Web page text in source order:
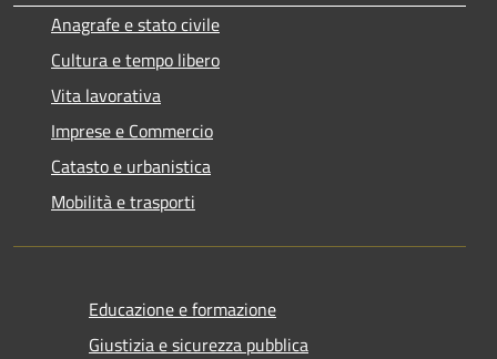
Anagrafe e stato civile
Cultura e tempo libero
Vita lavorativa
Imprese e Commercio
Catasto e urbanistica
Mobilità e trasporti
Educazione e formazione
Giustizia e sicurezza pubblica